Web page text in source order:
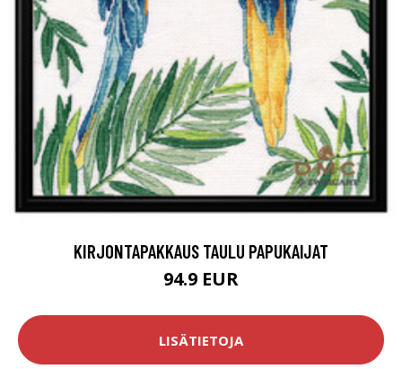
KIRJONTAPAKKAUS TAULU PAPUKAIJAT
94.9 EUR
LISÄTIETOJA